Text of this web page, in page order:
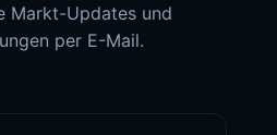
Markt-Updates und
per E-Mail.